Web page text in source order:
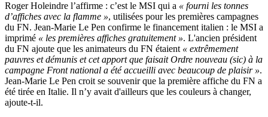
Roger Holeindre l’affirme : c’est le MSI qui a « fourni les tonnes
d’affiches avec la flamme », utilisées pour les premières campagnes
du FN. Jean-Marie Le Pen confirme le financement italien : le MSI a
imprimé « les premières affiches gratuitement ». L'ancien président
du FN ajoute que les animateurs du FN étaient « extrêmement
pauvres et démunis et cet apport que faisait Ordre nouveau (sic) à la
campagne Front national a été accueilli avec beaucoup de plaisir ».
Jean-Marie Le Pen croit se souvenir que la première affiche du FN a
été tirée en Italie. Il n’y avait d'ailleurs que les couleurs à changer,
ajoute-t-il.